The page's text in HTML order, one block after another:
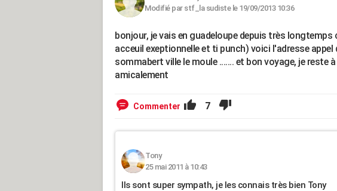
Modifié par stf_la sudiste le 19/09/2013 10:36
bonjour, je vais en guadeloupe depuis très
acceuil exeptionnelle et ti punch) voici l'adresse appel
sommabert ville le moule ....... et bon voyage, je reste
amicalement
Commenter 7
Tony
25 mai 2011 à 10:43
Ils sont super sympath, je les connais très bien Tony